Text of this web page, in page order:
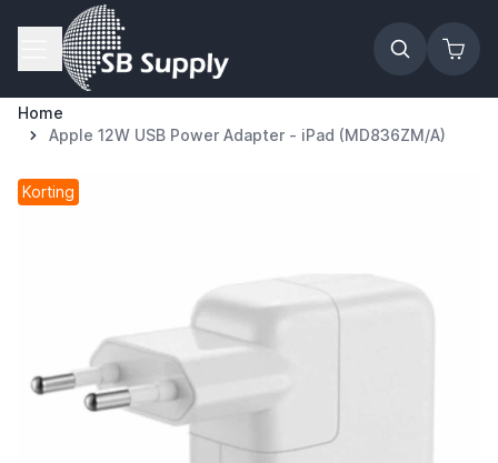
Ga naar de inhoud
Home
Apple 12W USB Power Adapter - iPad (MD836ZM/A)
Korting